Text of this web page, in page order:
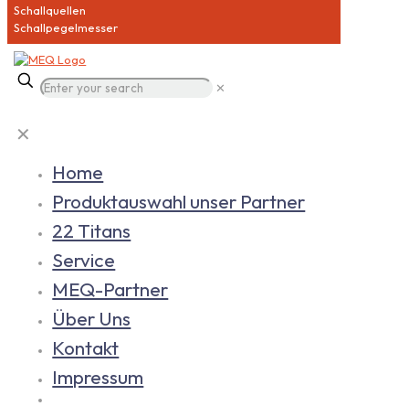
Schallquellen
Schallpegelmesser
✕
✕
Home
Produktauswahl unser Partner
22 Titans
Service
MEQ-Partner
Über Uns
Kontakt
Impressum